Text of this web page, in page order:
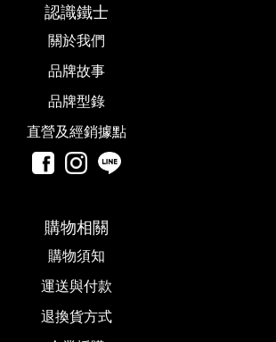
認識鐵士
關於我們
品牌故事​
品牌型錄
直營及經銷據點
購物相關
購物須知
運送與付款
退換貨方式